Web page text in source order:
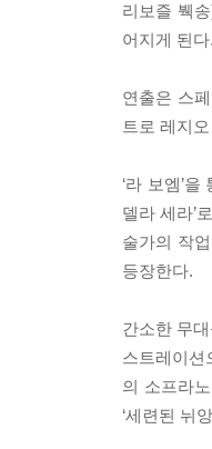
리보즐 붹
어지게 된다.
연출은 스
트로 레지
‘라 보엠’
델라 세라’
술가의 작
등장한다.
간소한 무
스트레이션
의 소프라
‘세련된 뉘